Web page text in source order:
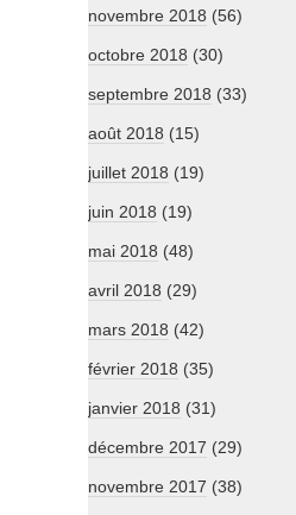
novembre 2018 (56)
octobre 2018 (30)
septembre 2018 (33)
août 2018 (15)
juillet 2018 (19)
juin 2018 (19)
mai 2018 (48)
avril 2018 (29)
mars 2018 (42)
février 2018 (35)
janvier 2018 (31)
décembre 2017 (29)
novembre 2017 (38)